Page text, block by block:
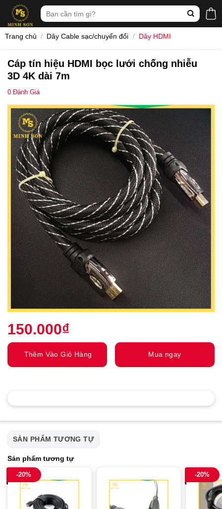
content
Tìm
kiếm:
Trang chủ / Dây Cable sạc/chuyển đổi / Dây HDMI
Cáp tín hiệu HDMI bọc lưới chống nhiễu
3D 4K dài 7m
0 Đánh Giá
150.000₫
Thêm Vào Giỏ Hàng Mua ngay
SẢN PHẨM TƯƠNG TỰ
Sản phẩm tương tự
-20% -20%